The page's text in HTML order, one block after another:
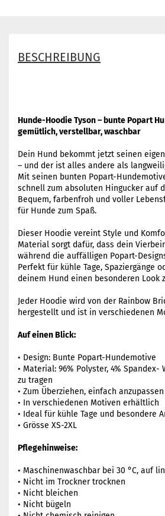
BESCHREIBUNG
Hunde-Hoodie Tyson – bunte Popart
gemütlich, verstellbar, waschbar
Dein Hund bekommt jetzt seinen
– und der ist alles andere als
Mit seinen bunten Popart-
schnell zum absoluten Hingucker auf
Bequem, farbenfroh und voller
für Hunde zum Spaß.
Dieser Hoodie vereint Style und
Material sorgt dafür, dass dein
während die auffälligen Popart-
Perfekt für kühle Tage, Spaziergänge
deinem Hund einen besonderen Look
Jeder Hoodie wird von der Rainbow
hergestellt und ist in verschiedenen
Auf einen Blick:
• Design: Bunte Popart-Hundemotive
• Material: 96% Polyster, 4% Spandex-
zu tragen
• Zum Überziehen, einfach anzupassen
• In verschiedenen Motiven erhältlich
• Ideal für kühle Tage und besondere
• Grösse XS-2XL
Pflegehinweise:
• Maschinenwaschbar bei 30 °C, auf
• Nicht im Trockner trocknen
• Nicht bleichen
• Nicht bügeln